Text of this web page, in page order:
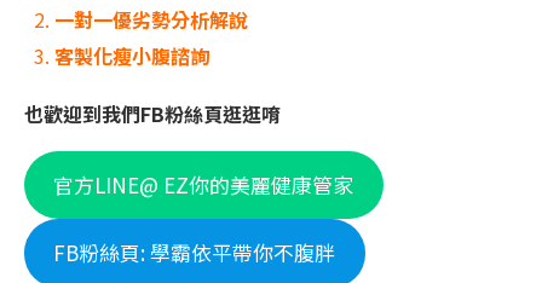
一對一優劣勢分析解說
客製化瘦小腹諮詢
也歡迎到我們FB粉絲頁逛逛唷
官方LINE@ EZ你的美麗健康管家
FB粉絲頁: 學霸依平帶你不腹胖